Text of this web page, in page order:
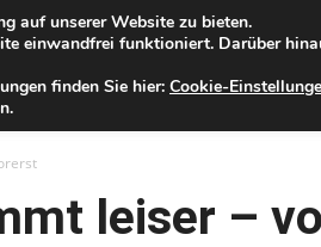
07.08.2026 Zur Internet-Filiale der Förde
IHRE REGION WERTPAPIERE
leiser –
auf unserer Website zu bieten.
einwandfrei funktioniert. Darüber
finden Sie hier: Cookie-